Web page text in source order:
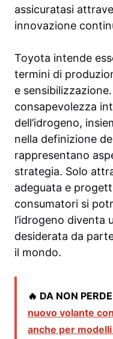
assicuratasi
innovazione
Toyota intende
termini di
e
consapevolezza
dell’idrogeno,
nella definizione
rappresentano
strategia. Solo
adeguata e
consumatori si
l’idrogeno diventa
desiderata da
il mondo.
🔥 DA NON
nuovo volante
anche per